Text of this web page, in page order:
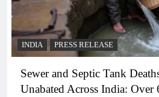
INDIA PRESS RELEASE
Sewer and Septic Tank
Unabated Across India: Over